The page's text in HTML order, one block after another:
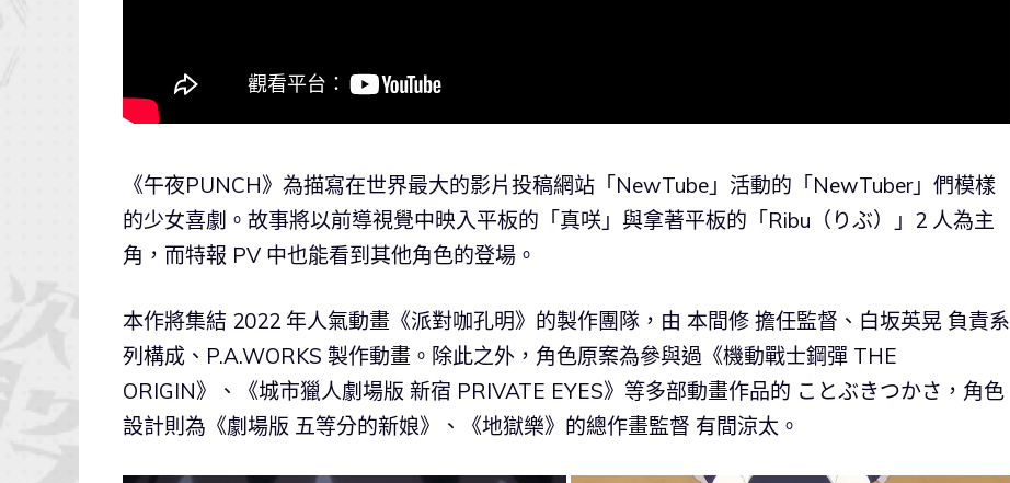
《午夜PUNCH》為描寫在世界最大的影片投稿網站「NewTube」活動的「NewTuber」們模樣
的少女喜劇。故事將以前導視覺中映入平板的「真咲」與拿著平板的「Ribu（りぶ）」2 人為主
角，而特報 PV 中也能看到其他角色的登場。
本作將集結 2022 年人氣動畫《派對咖孔明》的製作團隊，由 本間修 擔任監督、白坂英晃 負責系
列構成、P.A.WORKS 製作動畫。除此之外，角色原案為參與過《機動戰士鋼彈 THE
ORIGIN》、《城市獵人劇場版 新宿 PRIVATE EYES》等多部動畫作品的 ことぶきつかさ，角色
設計則為《劇場版 五等分的新娘》、《地獄樂》的總作畫監督 有間涼太。